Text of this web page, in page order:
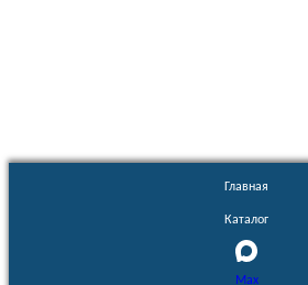
Главная
Каталог
Max